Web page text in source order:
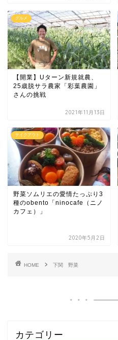
グルメ
【開業】Uターン新規就農、
25歳脱サラ農家「彩葉農園」
さんの挑戦
2021年11月13日
テイクアウト
野菜ソムリエの愛情たっぷり3
種のobento「ninocafe（ニノ
カフェ）」
2020年5月2日
HOME 下関 野菜
カテゴリー